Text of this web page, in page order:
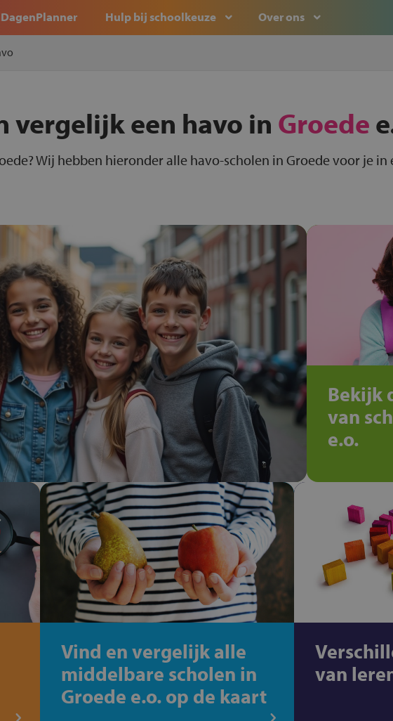
Hulp bij schoolkeuze Over ons
vergelijk een havo in Groede
Wij hebben hieronder alle havo-scholen in Groede voor je in
Bekijk
van
e.o.
Vind en vergelijk alle
middelbare scholen in
Groede e.o. op de kaart
van